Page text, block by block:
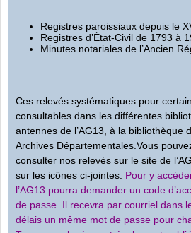
Registres paroissiaux depuis le
Registres d’État-Civil de 1793 à
Minutes notariales de l’Ancien
Ces relevés systématiques pour
consultables dans les différentes
antennes de l’AG13, à la bibliothèque
Archives Départementales.Vous
consulter nos relevés sur le site de
sur les icônes ci-jointes. Pour y
l’AG13 pourra demander un code
de passe. Il recevra par courriel dans
délais un même mot de passe pour